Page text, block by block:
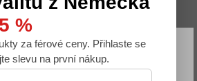
k
Souhlasím
%
za férové ceny. Přihlaste se
slevu na první nákup.